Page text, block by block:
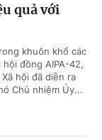
quả với
khuôn khổ các
đồng AIPA-42,
hội đã diễn ra
Chủ nhiệm Ủy...